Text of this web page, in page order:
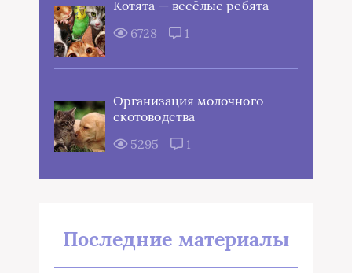
Котята — весёлые ребята
6728
1
Организация молочного
скотоводства
5295
1
Последние материалы